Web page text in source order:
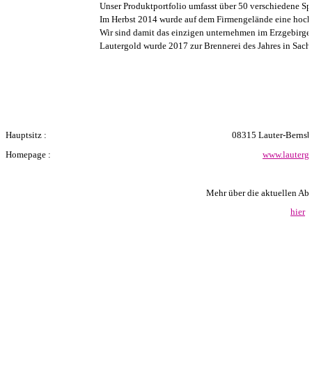
Unser Produktportfolio umfasst über 50 verschiedene
Im Herbst 2014 wurde auf dem Firmengelände eine
Wir sind damit das einzigen unternehmen im
Lautergold wurde 2017 zur Brennerei des Jahres in
Hauptsitz :
08315 Lauter-
Homepage :
Mehr über die aktuellen
hier